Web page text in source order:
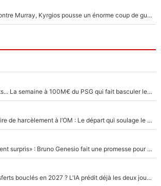
Victime de racisme contre Murray, Kyrgios pousse un énorme coup de gueule !
Akliouche, Mika Godts... La semaine à 100M€ du PSG qui fait basculer le mercato du PSG !
Climat toxique et affaire de harcèlement à l’OM : Le départ qui soulage le vestiaire de Bruno Genesio
«Très, très agréablement surpris» : Bruno Genesio fait une promesse pour la suite du mercato de l’OM et rassure les supporters
PSG : Deux gros transferts bouclés en 2027 ? L'IA prédit déjà les deux joueurs qui pourraient rejoindre Luis Enrique !